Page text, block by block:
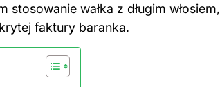
wałka z długim włosiem,
faktury baranka.